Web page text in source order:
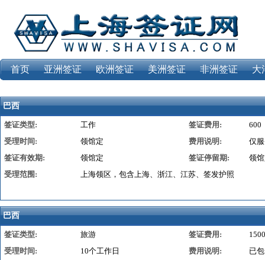
首页 亚洲签证 欧洲签证 美洲签证 非洲签证 大
巴西
签证类型: 工作 签证费用:
600
受理时间:
领馆定 费用说明:
仅
签证有效期:
领馆定 签证停留期:
领
受理范围:
上海领区，包含上海、浙江、江苏、签发护照
巴西
签证类型: 旅游 签证费用:
1500
受理时间:
10个工作日 费用说明:
已